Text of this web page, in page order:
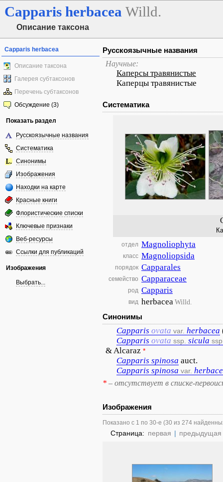
Capparis herbacea Willd.
Описание таксона
Capparis herbacea
Описание таксона
Галерея субтаксонов
Перечень субтаксонов
Обсуждение (3)
Показать раздел
Русскоязычные названия
Систематика
Синонимы
Изображения
Находки на карте
Красные книги
Флористические списки
Ключевые признаки
Веб-ресурсы
Ссылки для публикаций
Изображения
Выбрать...
Русскоязычные названия
Научные:
Каперсы травянистые
Каперцы травянистые
Систематика
отдел Magnoliophyta
класс Magnoliopsida
порядок Capparales
семейство Capparaceae
род Capparis
вид herbaceaWilld.
Синонимы
Capparis ovata var. herbacea
Capparis ovata ssp. sicula
& Alcaraz *
Capparis spinosa auct.
Capparis spinosa var.
* – отсутствует в списке-
Изображения
Показано с 1 по 30-е (30 из 274
Страница: первая | предыдущая